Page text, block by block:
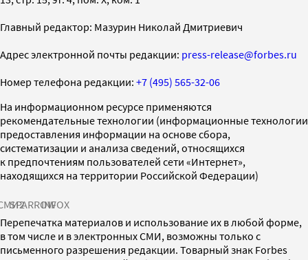
Главный редактор: Мазурин Николай Дмитриевич
Адрес электронной почты редакции: press-release@forbes.ru
Номер телефона редакции: +7 (495) 565-32-06
На информационном ресурсе применяются
рекомендательные технологии (информационные технологии
предоставления информации на основе сбора,
систематизации и анализа сведений, относящихся
к предпочтениям пользователей сети «Интернет»,
находящихся на территории Российской Федерации)
SPARROWINFOX
Перепечатка материалов и использование их в любой форме,
в том числе и в электронных СМИ, возможны только с
письменного разрешения редакции. Товарный знак Forbes